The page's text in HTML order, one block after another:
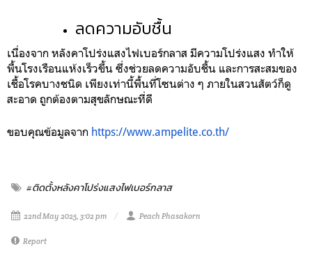
ลดความอับชื้น
เนื่องจาก หลังคาโปร่งแสงไฟเบอร์กลาส มีความโปร่งแสง ทำให้
พื้นโรงเรือนแห้งเร็วขึ้น ซึ่งช่วยลดความอับชื้น และการสะสมของ
เชื้อโรคบางชนิด เพียงเท่านี้พื้นที่โซนต่าง ๆ ภายในสวนสัตว์ก็ดู
สะอาด ถูกต้องตามสุขลักษณะที่ดี
ขอบคุณข้อมูลจาก https://www.ampelite.co.th/
#ติดตั้งหลังคาโปร่งแสงไฟเบอร์กลาส
22nd May 2025, 3:02 pm Peach Phasakorn
Report